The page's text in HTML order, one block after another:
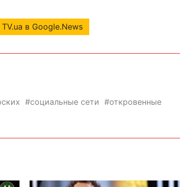
в Google.News
социальные сети
откровенные